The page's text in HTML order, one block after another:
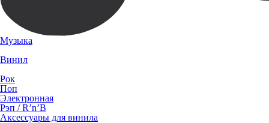
Музыка
Винил
Рок
Поп
Электронная
Рэп / R’n’B
Аксессуары для винила